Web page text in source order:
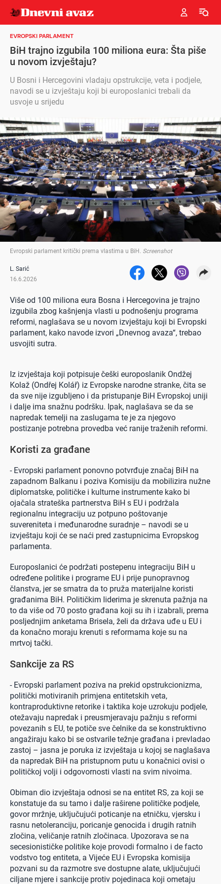
EVROPSKI PARLAMENT
BiH trajno izgubila 100 miliona eura: Šta piše
u novom izvještaju?
U Bosni i Hercegovini vladaju opstrukcije, veta i podjele,
navodi se u izvještaju koji bi europoslanici trebali da
usvoje u srijedu
Evropski parlament kritički prema vlastima u BiH . Screenshot
L. Sarić
16.6.2026
Više od 100 miliona eura Bosna i Hercegovina je trajno
izgubila zbog kašnjenja vlasti u podnošenju programa
reformi, naglašava se u novom izvještaju koji bi Evropski
parlament, kako navode izvori „Dnevnog avaza“, trebao
usvojiti sutra.
Iz izvještaja koji potpisuje češki europoslanik Ondžej
Kolaž (Ondřej Kolář) iz Evropske narodne stranke, čita se
da sve nije izgubljeno i da pristupanje BiH Evropskoj uniji
i dalje ima snažnu podršku. Ipak, naglašava se da se
napredak temelji na zaslugama te je za njegovo
postizanje potrebna provedba već ranije traženih reformi.
Koristi za građane
- Evropski parlament ponovno potvrđuje značaj BiH na
zapadnom Balkanu i poziva Komisiju da mobilizira nužne
diplomatske, političke i kulturne instrumente kako bi
ojačala strateška partnerstva BiH s EU i podržala
regionalnu integraciju uz potpuno poštovanje
suvereniteta i međunarodne suradnje – navodi se u
izvještaju koji će se naći pred zastupnicima Evropskog
parlamenta.
Europoslanici će podržati postepenu integraciju BiH u
određene politike i programe EU i prije punopravnog
članstva, jer se smatra da to pruža materijalne koristi
građanima BiH. Političkim liderima je skrenuta pažnja na
to da više od 70 posto građana koji su ih i izabrali, prema
posljednjim anketama Brisela, želi da država uđe u EU i
da konačno moraju krenuti s reformama koje su na
mrtvoj tački.
Sankcije za RS
- Evropski parlament poziva na prekid opstrukcionizma,
politički motiviranih primjena entitetskih veta,
kontraproduktivne retorike i taktika koje uzrokuju podjele,
otežavaju napredak i preusmjeravaju pažnju s reformi
povezanih s EU, te potiče sve čelnike da se konstruktivno
angažiraju kako bi se ostvarile težnje građana i prevladao
zastoj – jasna je poruka iz izvještaja u kojoj se naglašava
da napredak BiH na pristupnom putu u konačnici ovisi o
političkoj volji i odgovornosti vlasti na svim nivoima.
Obiman dio izvještaja odnosi se na entitet RS, za koji se
konstatuje da su tamo i dalje raširene političke podjele,
govor mržnje, uključujući poticanje na etničku, vjersku i
rasnu netoleranciju, poricanje genocida i drugih ratnih
zločina, veličanje ratnih zločinaca. Upozorava se na
secesionističke politike koje provodi formalno i de facto
vodstvo tog entiteta, a Vijeće EU i Evropska komisija
pozvani su da razmotre sve dostupne alate, uključujući
ciljane mjere i sankcije protiv pojedinaca koji ometaju